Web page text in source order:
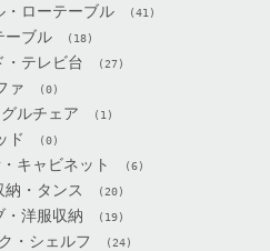
・ローテーブル (41)
ーブル (18)
・テレビ台 (27)
ァ (0)
ルチェア (1)
ド (0)
キャビネット (6)
・タンス (20)
・洋服収納 (19)
・シェルフ (24)